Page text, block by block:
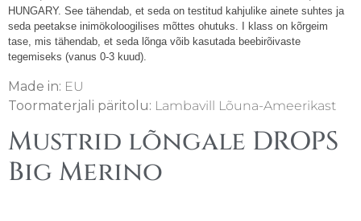
HUNGARY. See tähendab, et seda on testitud kahjulike ainete suhtes ja
seda peetakse inimökoloogilises mõttes ohutuks. I klass on kõrgeim
tase, mis tähendab, et seda lõnga võib kasutada beebirõivaste
tegemiseks (vanus 0-3 kuud).
Made in: EU
Toormaterjali päritolu: Lambavill Lõuna-Ameerikast
Mustrid lõngale DROPS
Big Merino